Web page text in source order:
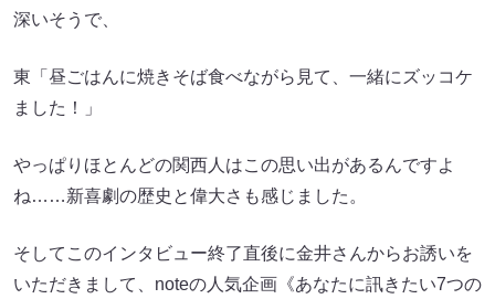
深いそうで、
東「昼ごはんに焼きそば食べながら見て、一緒にズッコケ
ました！」
やっぱりほとんどの関西人はこの思い出があるんですよ
ね……新喜劇の歴史と偉大さも感じました。
そしてこのインタビュー終了直後に金井さんからお誘いを
いただきまして、noteの人気企画《あなたに訊きたい7つの